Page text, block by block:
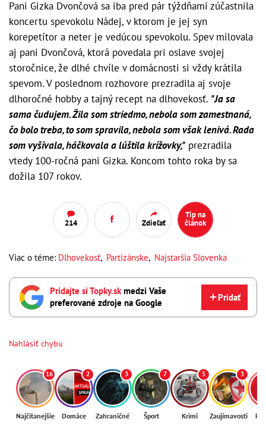
Pani Gizka Dvončová sa iba pred pár týždňami zúčastnila
koncertu spevokolu Nádej, v ktorom je jej syn
korepetítor a neter je vedúcou spevokolu. Spev milovala
aj pani Dvončová, ktorá povedala pri oslave svojej
storočnice, že dlhé chvíle v domácnosti si vždy krátila
spevom. V poslednom rozhovore prezradila aj svoje
dlhoročné hobby a tajný recept na dlhovekosť. "Ja sa
sama čudujem. Žila som striedmo, nebola som zamestnaná,
čo bolo treba, to som spravila, nebola som však lenivá. Rada
som vyšívala, háčkovala a lúštila krížovky," prezradila
vtedy 100-ročná pani Gizka. Koncom tohto roka by sa
dožila 107 rokov.
214 Zdieľať
Tip na
článok
Viac o téme: Dlhovekosť, Partizánske, Najstaršia Slovenka
Pridajte si Topky.skmedzi Vaše
preferované zdroje na Google
Pridať
Nahlásiť chybu
16
Najčítanejšie
2
Domáce
3
Zahraničné
7
Šport
5
Krimi
3
Zaujímavosti